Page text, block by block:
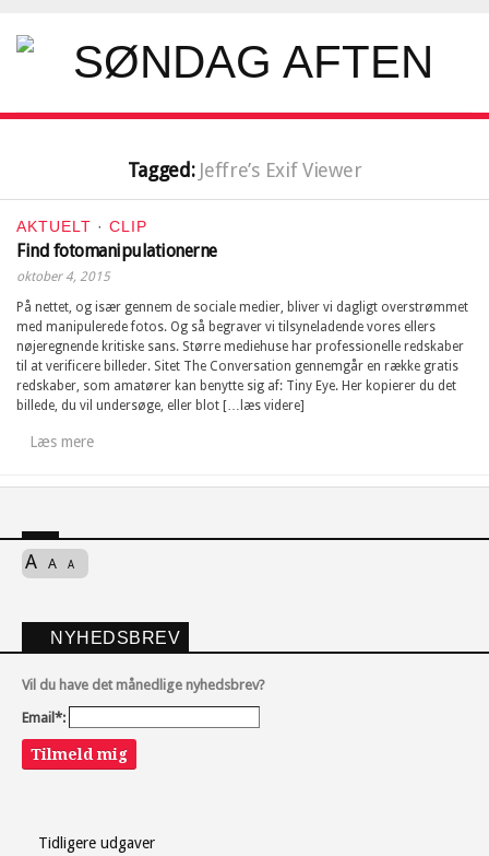
Tagged: Jeffre’s Exif Viewer
AKTUELT · CLIP
Find fotomanipulationerne
oktober 4, 2015
På nettet, og især gennem de sociale medier, bliver vi dagligt overstrømmet
med manipulerede fotos. Og så begraver vi tilsyneladende vores ellers
nøjeregnende kritiske sans. Større mediehuse har professionelle redskaber
til at verificere billeder. Sitet The Conversation gennemgår en række gratis
redskaber, som amatører kan benytte sig af: Tiny Eye. Her kopierer du det
billede, du vil undersøge, eller blot […læs videre]
Læs mere
A A A
NYHEDSBREV
Vil du have det månedlige nyhedsbrev?
Email*:
Tilmeld mig
Tidligere udgaver